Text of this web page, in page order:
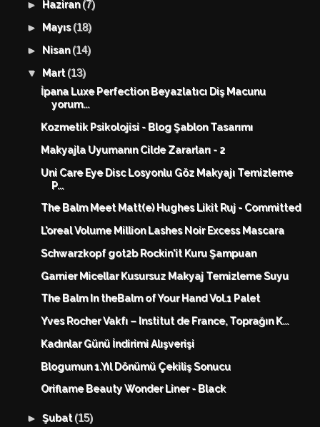
► Haziran(7)
► Mayıs(18)
► Nisan(14)
▼ Mart(13)
İpana Luxe Perfection Beyazlatıcı Diş Macunu
yorum...
Kozmetik Psikolojisi - Blog Şablon Tasarımı
Makyajla Uyumanın Cilde Zararları - 2
Uni Care Eye Disc Losyonlu Göz Makyajı Temizleme
P...
The Balm Meet Matt(e) Hughes Likit Ruj - Committed
L'oreal Volume Million Lashes Noir Excess Mascara
Schwarzkopf got2b Rockin'it Kuru Şampuan
Garnier Micellar Kusursuz Makyaj Temizleme Suyu
The Balm In theBalm of Your Hand Vol.1 Palet
Yves Rocher Vakfı – Institut de France, Toprağın K...
Kadınlar Günü İndirimi Alışverişi
Blogumun 1.Yıl Dönümü Çekiliş Sonucu
Oriflame Beauty Wonder Liner - Black
►Şubat(15)